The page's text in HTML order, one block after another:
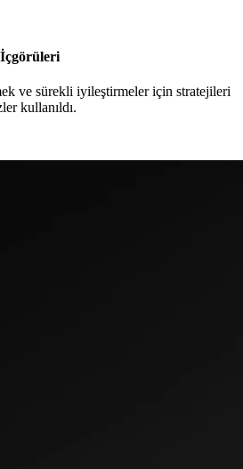
ve sürekli iyileştirmeler için stratejileri
kullanıldı.